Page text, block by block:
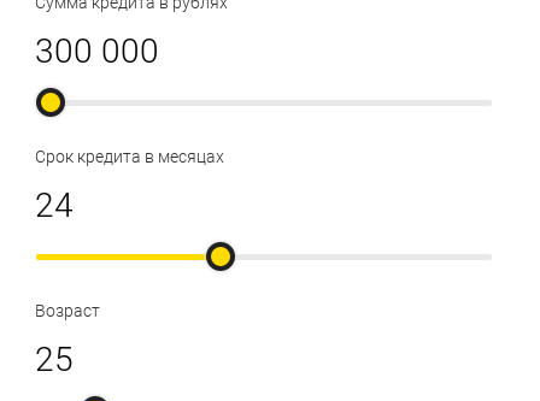
Срок кредита в месяцах
Возраст